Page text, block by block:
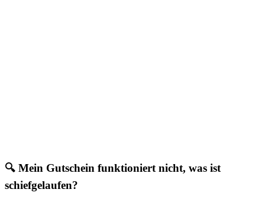
🔍 Mein Gutschein funktioniert nicht, was ist
schiefgelaufen?